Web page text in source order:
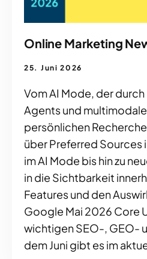
Online Marketing
25. Juni 2026
Vom AI Mode, der
Agents und
persönlichen
über Preferred Sources
im AI Mode bis hin zu
in die Sichtbarkeit
Features und den
Google Mai 2026 Core
wichtigen SEO-, GEO-
dem Juni gibt es im